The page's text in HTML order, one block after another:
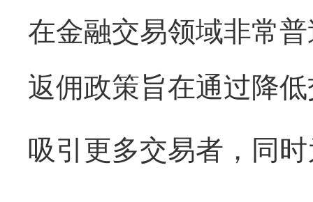
在金融交易领域非常
返佣政策旨在通过降
吸引更多交易者，同